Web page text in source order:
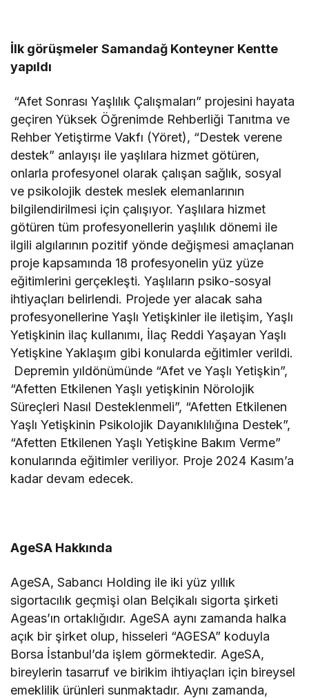
İlk görüşmeler Samandağ Konteyner Kentte
yapıldı
“Afet Sonrası Yaşlılık Çalışmaları” projesini hayata
geçiren Yüksek Öğrenimde Rehberliği Tanıtma ve
Rehber Yetiştirme Vakfı (Yöret), “Destek verene
destek” anlayışı ile yaşlılara hizmet götüren,
onlarla profesyonel olarak çalışan sağlık, sosyal
ve psikolojik destek meslek elemanlarının
bilgilendirilmesi için çalışıyor. Yaşlılara hizmet
götüren tüm profesyonellerin yaşlılık dönemi ile
ilgili algılarının pozitif yönde değişmesi amaçlanan
proje kapsamında 18 profesyonelin yüz yüze
eğitimlerini gerçekleşti. Yaşlıların psiko-sosyal
ihtiyaçları belirlendi. Projede yer alacak saha
profesyonellerine Yaşlı Yetişkinler ile iletişim, Yaşlı
Yetişkinin ilaç kullanımı, İlaç Reddi Yaşayan Yaşlı
Yetişkine Yaklaşım gibi konularda eğitimler verildi.
Depremin yıldönümünde “Afet ve Yaşlı Yetişkin”,
“Afetten Etkilenen Yaşlı yetişkinin Nörolojik
Süreçleri Nasıl Desteklenmeli”, “Afetten Etkilenen
Yaşlı Yetişkinin Psikolojik Dayanıklılığına Destek”,
“Afetten Etkilenen Yaşlı Yetişkine Bakım Verme”
konularında eğitimler veriliyor. Proje 2024 Kasım’a
kadar devam edecek.
AgeSA Hakkında
AgeSA, Sabancı Holding ile iki yüz yıllık
sigortacılık geçmişi olan Belçikalı sigorta şirketi
Ageas’ın ortaklığıdır. AgeSA aynı zamanda halka
açık bir şirket olup, hisseleri “AGESA” koduyla
Borsa İstanbul’da işlem görmektedir. AgeSA,
bireylerin tasarruf ve birikim ihtiyaçları için bireysel
emeklilik ürünleri sunmaktadır. Aynı zamanda,